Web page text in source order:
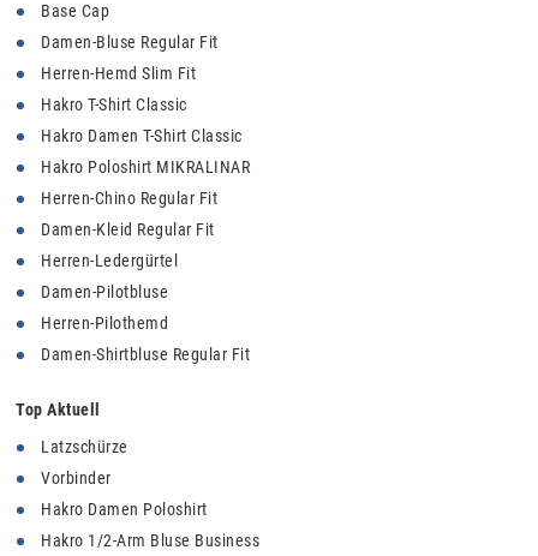
Base Cap
Damen-Bluse Regular Fit
Herren-Hemd Slim Fit
Hakro T-Shirt Classic
Hakro Damen T-Shirt Classic
Hakro Poloshirt MIKRALINAR
Herren-Chino Regular Fit
Damen-Kleid Regular Fit
Herren-Ledergürtel
Damen-Pilotbluse
Herren-Pilothemd
Damen-Shirtbluse Regular Fit
Top Aktuell
Latzschürze
Vorbinder
Hakro Damen Poloshirt
Hakro 1/2-Arm Bluse Business